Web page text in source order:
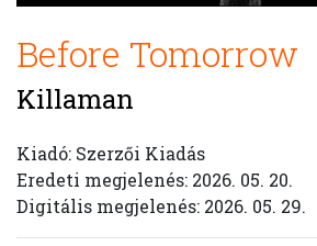
Before Tomorrow
Killaman
Kiadó: Szerzői Kiadás
Eredeti megjelenés: 2026. 05. 20.
Digitális megjelenés: 2026. 05. 29.